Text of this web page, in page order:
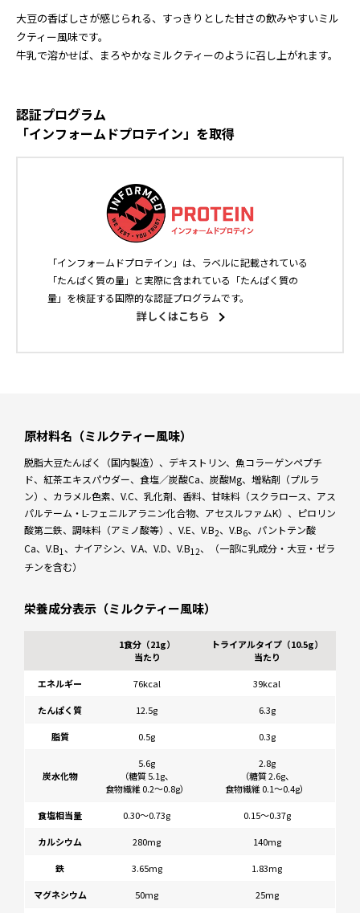
大豆の香ばしさが感じられる、すっきりとした甘さの飲みやすいミル
クティー風味です。
牛乳で溶かせば、まろやかなミルクティーのように召し上がれます。
認証プログラム
「インフォームドプロテイン」を取得
「インフォームドプロテイン」は、ラベルに記載されている
「たんぱく質の量」と実際に含まれている「たんぱく質の
量」を検証する国際的な認証プログラムです。
詳しくはこちら
原材料名（ミルクティー風味）
脱脂大豆たんぱく（国内製造）、デキストリン、魚コラーゲンペプチ
ド、紅茶エキスパウダー、食塩／炭酸Ca、炭酸Mg、増粘剤（プルラ
ン）、カラメル色素、V.C、乳化剤、香料、甘味料（スクラロース、アス
パルテーム・L-フェニルアラニン化合物、アセスルファムK）、ピロリン
酸第二鉄、調味料（アミノ酸等）、V.E、V.B2、V.B6、パントテン酸
Ca、V.B1、ナイアシン、V.A、V.D、V.B12、（一部に乳成分・大豆・ゼラ
チンを含む）
栄養成分表示（ミルクティー風味）
1食分（21g）
当たり
トライアルタイプ（10.5g）
当たり
エネルギー 76kcal 39kcal
たんぱく質 12.5g 6.3g
脂質 0.5g 0.3g
炭水化物
5.6g
（糖質 5.1g、
食物繊維 0.2〜0.8g）
2.8g
（糖質 2.6g、
食物繊維 0.1〜0.4g）
食塩相当量 0.30～0.73g 0.15～0.37g
カルシウム 280mg 140mg
鉄 3.65mg 1.83mg
マグネシウム 50mg 25mg